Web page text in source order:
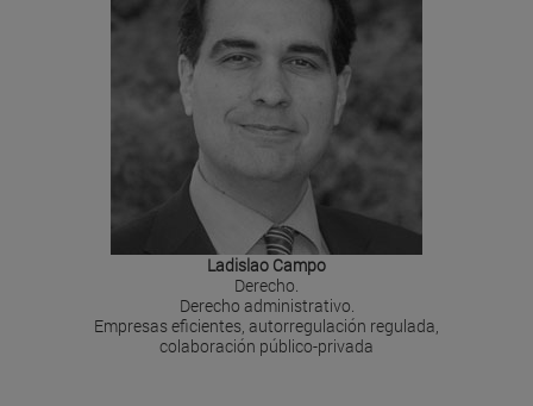
Ladislao Campo
Derecho.
Derecho administrativo.
Empresas eficientes, autorregulación regulada,
colaboración público-privada